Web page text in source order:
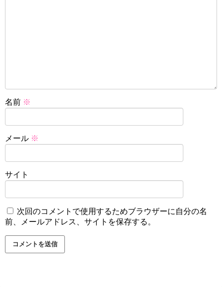
名前 ※
メール ※
サイト
次回のコメントで使用するためブラウザーに自分の名
前、メールアドレス、サイトを保存する。